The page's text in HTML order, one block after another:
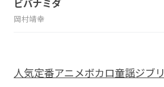
岡村靖幸
人気定番アニメボカロ童謡ジブリ